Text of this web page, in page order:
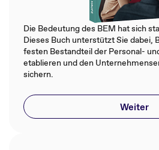
Die Bedeutung des BEM hat sich
Dieses Buch unterstützt Sie dabei,
festen Bestandteil der Personal-
etablieren und den
sichern.
Weiter